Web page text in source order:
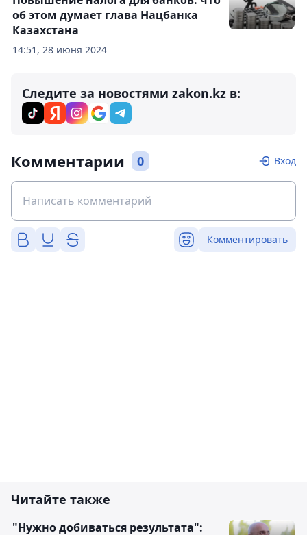
14:51, 28 июня 2024
об этом думает глава Нацбанка
Казахстана
Следите за новостями zakon.kz в:
Комментарии 0 Вход
Комментировать
Читайте также
"Нужно добиваться результата":